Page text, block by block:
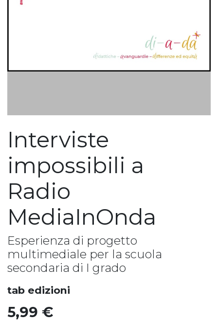
Interviste
impossibili a
Radio
MediaInOnda
Esperienza di progetto
multimediale per la scuola
secondaria di I grado
tab edizioni
5,99 €